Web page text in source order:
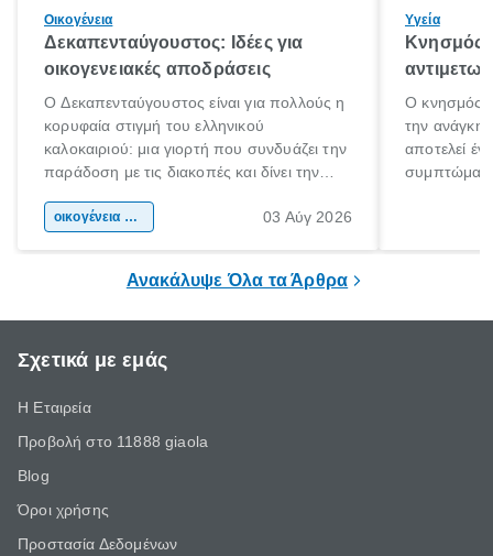
Οικογένεια
Δεκαπενταύγουστος: Ιδέες για
οικογενειακές αποδράσεις
Ο Δεκαπενταύγουστος είναι για πολλούς η
κορυφαία στιγμή του ελληνικού
καλοκαιριού: μια γιορτή που συνδυάζει την
παράδοση με τις διακοπές και δίνει την
χώρας. Είτε πρόκειται για λίγες μέρες
οικογένεια & παιδί 03 Αύγ 2026
Υγεία
Κνησμός:
Ο κνησμός
την ανάγκη
αποτελεί
Ανακάλυψε Όλα τα Άρθρα
Σχετικά με εμάς
Η Εταιρεία
Προβολή στο 11888 giaola
Blog
Όροι χρήσης
Προστασία Δεδομένων